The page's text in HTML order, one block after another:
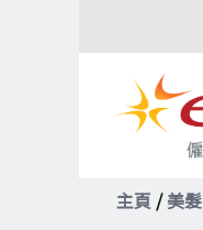
主頁 /美髮